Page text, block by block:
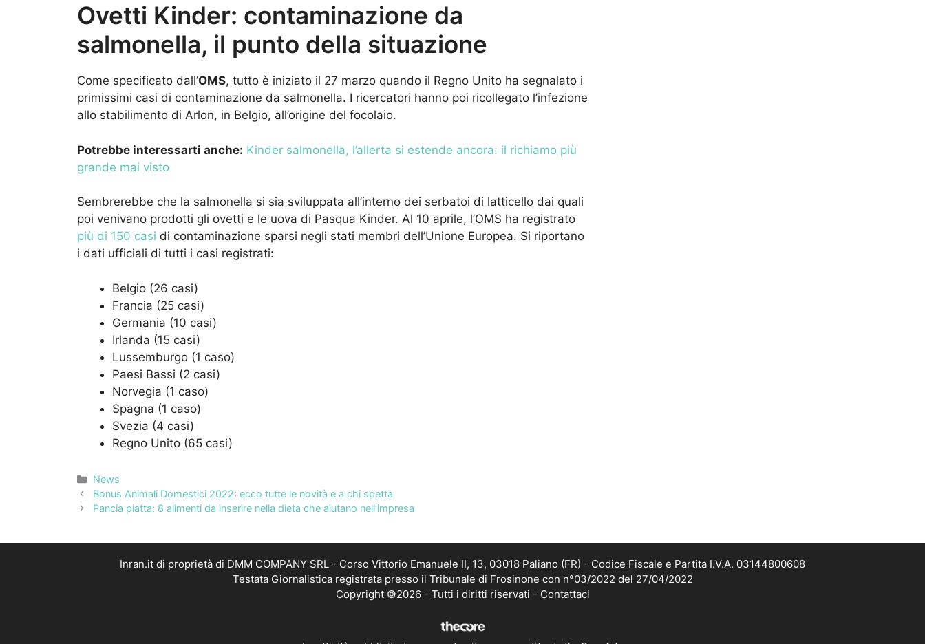
Ovetti Kinder: contaminazione da
salmonella, il punto della situazione
Come specificato dall’OMS, tutto è iniziato il 27 marzo quando il Regno Unito ha segnalato i
primissimi casi di contaminazione da salmonella. I ricercatori hanno poi ricollegato l’infezione
allo stabilimento di Arlon, in Belgio, all’origine del focolaio.
Potrebbe interessarti anche: Kinder salmonella, l’allerta si estende ancora: il richiamo più
grande mai visto
Sembrerebbe che la salmonella si sia sviluppata all’interno dei serbatoi di latticello dai quali
poi venivano prodotti gli ovetti e le uova di Pasqua Kinder. Al 10 aprile, l’OMS ha registrato
più di 150 casi di contaminazione sparsi negli stati membri dell’Unione Europea. Si riportano
i dati ufficiali di tutti i casi registrati:
Belgio (26 casi)
Francia (25 casi)
Germania (10 casi)
Irlanda (15 casi)
Lussemburgo (1 caso)
Paesi Bassi (2 casi)
Norvegia (1 caso)
Spagna (1 caso)
Svezia (4 casi)
Regno Unito (65 casi)
Categorie
News
Bonus Animali Domestici 2022: ecco tutte le novità e a chi spetta
Pancia piatta: 8 alimenti da inserire nella dieta che aiutano nell’impresa
Inran.it di proprietà di DMM COMPANY SRL - Corso Vittorio Emanuele II, 13, 03018 Paliano (FR) - Codice Fiscale e Partita I.V.A. 03144800608
Testata Giornalistica registrata presso il Tribunale di Frosinone con n°03/2022 del 27/04/2022
Copyright ©2026 - Tutti i diritti riservati - Contattaci